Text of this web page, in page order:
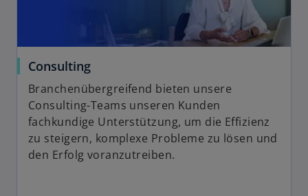
Consulting
Branchenübergreifend bieten unsere
Consulting-Teams unseren Kunden
fachkundige Unterstützung, um die Effizienz
zu steigern, komplexe Probleme zu lösen und
den Erfolg voranzutreiben.